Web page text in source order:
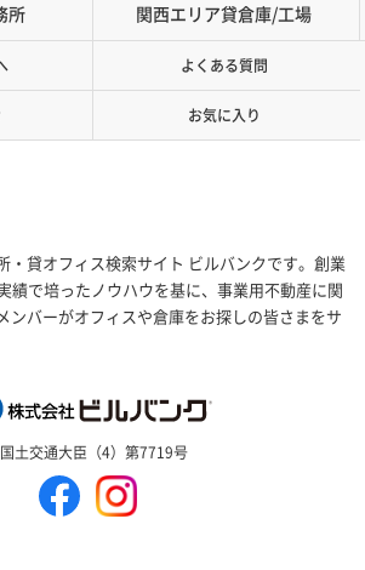
所 関西エリア貸倉庫/工場
よくある質問
お気に入り
・貸オフィス検索サイト ビルバンクです。創業
績で培ったノウハウを基に、事業用不動産に関
ンバーがオフィスや倉庫をお探しの皆さまをサ
国土交通大臣（4）第7719号